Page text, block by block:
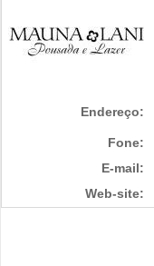
Endereço:
Fone:
E-mail:
Web-site: